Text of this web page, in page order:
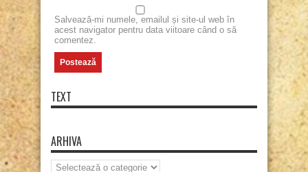
Salvează-mi numele, emailul și site-ul web în
acest navigator pentru data viitoare când o să
comentez.
TEXT
ARHIVA
Arhiva